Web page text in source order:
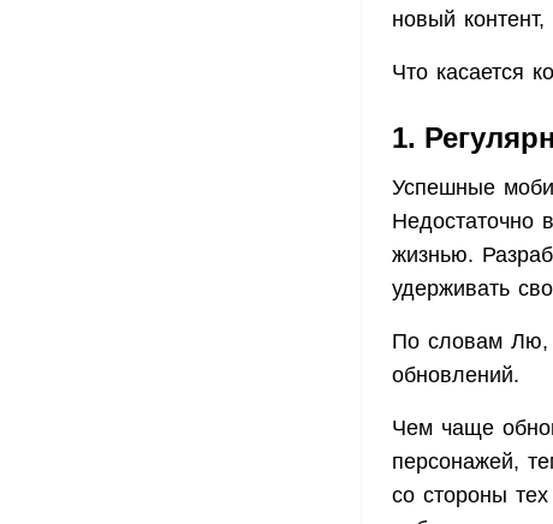
новый
Что касается
1.
Успешные
Недостаточно
жизнью.
удерживать
По словам Лю,
обновлений.
Чем чаще
персонажей,
со стороны